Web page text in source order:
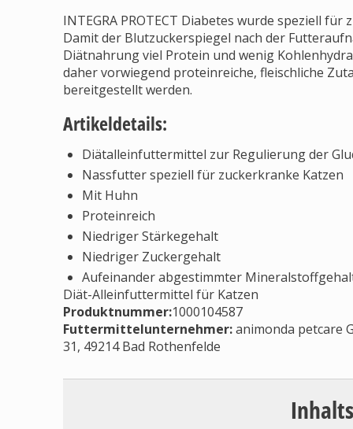
INTEGRA PROTECT Diabetes wurde speziell
Damit der Blutzuckerspiegel nach der
Diätnahrung viel Protein und wenig
daher vorwiegend proteinreiche, fleischliche
bereitgestellt werden.
Artikeldetails:
Diätalleinfuttermittel zur Regulierung der
Nassfutter speziell für zuckerkranke Katzen
Mit Huhn
Proteinreich
Niedriger Stärkegehalt
Niedriger Zuckergehalt
Aufeinander abgestimmter
Diät-Alleinfuttermittel für Katzen
Produktnummer:1000104587
Futtermittelunternehmer:animonda petcare
31, 49214 Bad Rothenfelde